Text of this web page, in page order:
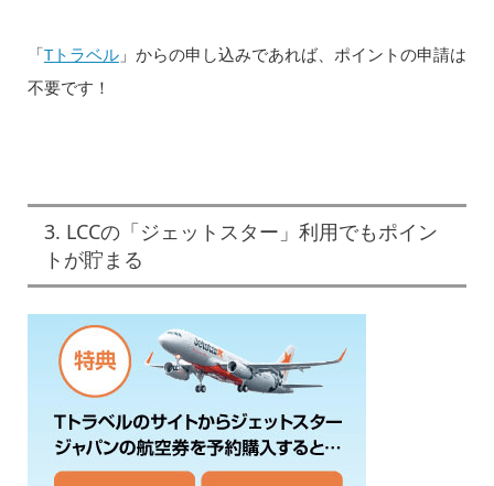
「Tトラベル」からの申し込みであれば、ポイントの申請は
不要です！
3. LCCの「ジェットスター」利用でもポイン
トが貯まる